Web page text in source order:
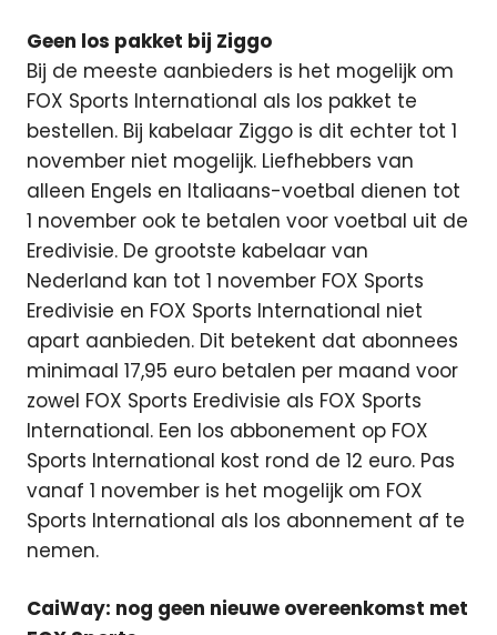
Geen los pakket bij Ziggo
Bij de meeste aanbieders is het mogelijk om
FOX Sports International als los pakket te
bestellen. Bij kabelaar Ziggo is dit echter tot 1
november niet mogelijk. Liefhebbers van
alleen Engels en Italiaans-voetbal dienen tot
1 november ook te betalen voor voetbal uit de
Eredivisie. De grootste kabelaar van
Nederland kan tot 1 november FOX Sports
Eredivisie en FOX Sports International niet
apart aanbieden. Dit betekent dat abonnees
minimaal 17,95 euro betalen per maand voor
zowel FOX Sports Eredivisie als FOX Sports
International. Een los abbonement op FOX
Sports International kost rond de 12 euro. Pas
vanaf 1 november is het mogelijk om FOX
Sports International als los abonnement af te
nemen.
CaiWay: nog geen nieuwe overeenkomst met